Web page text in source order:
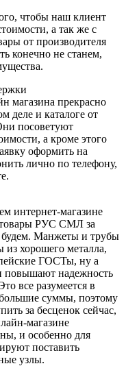
чтобы наш клиент
а так же с
от производителя
конечно не станем,
магазина прекрасно
деле и каталоге от
посоветуют
а кроме этого
оформить на
лично по телефону,
интернет-магазине
товары РУС СМЛ за
будем. Манжеты и трубы
хорошего металла,
ГОСТы, ну а
повышают надежность
все разумеется в
суммы, поэтому
за бесценок сейчас,
магазине
и особенно для
поставить
узлы.